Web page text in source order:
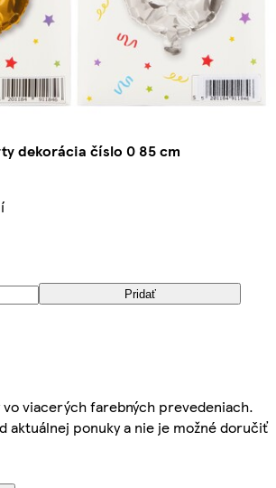
dekorácia číslo 0 85 cm
Pridať
viacerých farebných prevedeniach.
aktuálnej ponuky a nie je možné doručiť